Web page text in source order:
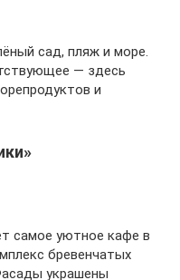
сад, пляж и море.
— здесь
и
самое уютное кафе в
бревенчатых
украшены